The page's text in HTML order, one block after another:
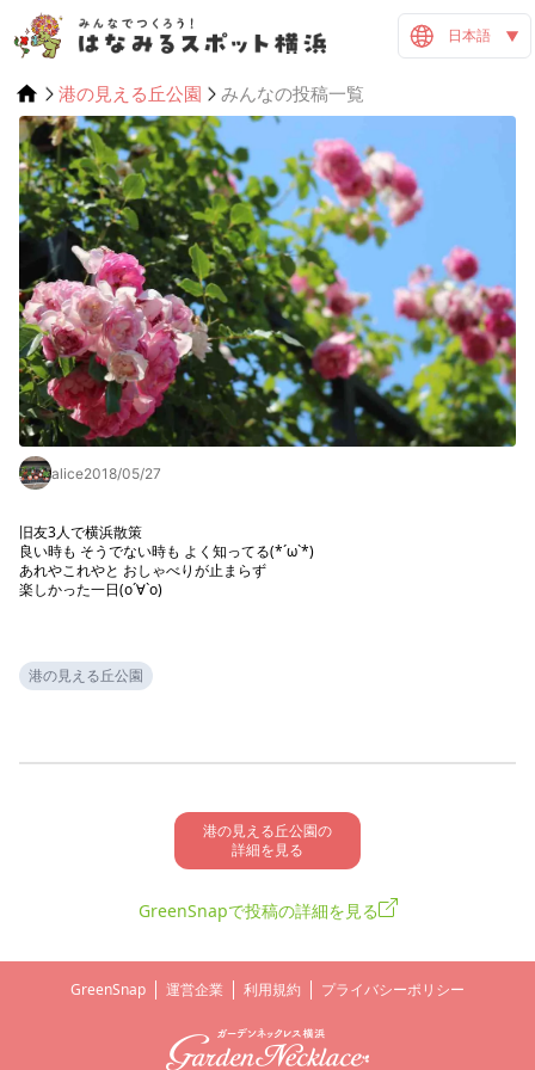
日本語
港の見える丘公園 みんなの投稿一覧
alice2018/05/27
旧友3人で横浜散策
良い時も そうでない時も よく知ってる(*´ω`*)
あれやこれやと おしゃべりが止まらず
楽しかった一日(о´∀`о)
港の見える丘公園
港の見える丘公園の
詳細を見る
GreenSnapで投稿の詳細を見る
GreenSnap 運営企業 利用規約 プライバシーポリシー